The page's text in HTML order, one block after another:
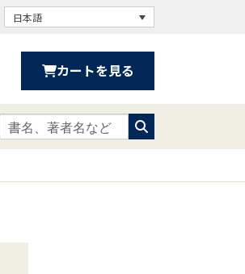
日本語
カートを見る